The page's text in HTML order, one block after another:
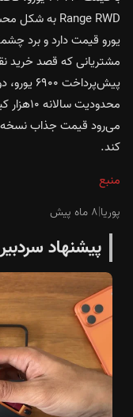
مشتریانی که قصد خرید
می‌رود قیمت جذاب نسخه
کند.
منبع
پوریا|۸ ماه پیش
پیشنهاد سردبیر